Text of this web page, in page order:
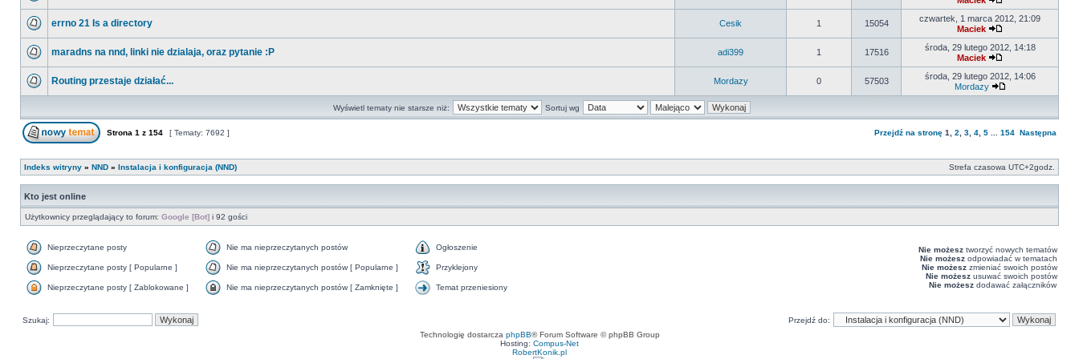
errno 21 Is a directory Cesik 1 15054
czwartek, 1 marca 2012, 21:09
Maciek
maradns na nnd, linki nie dzialaja, oraz pytanie :P adi399 1 17516
środa, 29 lutego 2012, 14:18
Maciek
Routing przestaje działać... Mordazy 0 57503
środa, 29 lutego 2012, 14:06
Mordazy
Wyświetl tematy nie starsze niż: Sortuj wg
Strona 1 z 154 [ Tematy: 7692 ] Przejdź na stronę 1 2 3 4 5 154 Następna
Indeks witryny » NND » Instalacja i konfiguracja (NND) Strefa czasowa UTC+2godz.
Kto jest online
Użytkownicy przeglądający to forum: Google [Bot] i 92 gości
Nieprzeczytane posty Nie ma nieprzeczytanych postów Ogłoszenie
Nieprzeczytane posty [ Popularne ] Nie ma nieprzeczytanych postów [ Popularne ] Przyklejony
Nieprzeczytane posty [ Zablokowane ] Nie ma nieprzeczytanych postów [ Zamknięte ] Temat przeniesiony
Nie możesz tworzyć nowych tematów
Nie możesz odpowiadać w tematach
Nie możesz zmieniać swoich postów
Nie możesz usuwać swoich postów
Nie możesz dodawać załączników
Szukaj:
Przejdź do:
Technologię dostarcza phpBB® Forum Software © phpBB Group
Hosting: Compus-Net
RobertKonik.pl